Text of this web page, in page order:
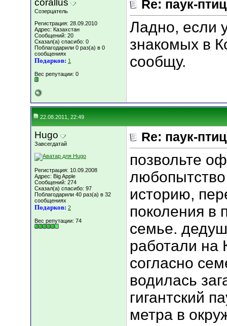
corallus
Созерцатель
Регистрация: 28.09.2010
Адрес: Казахстан
Сообщений: 20
Сказал(а) спасибо: 0
Поблагодарили 0 раз(а) в 0
сообщениях
Подарков: 1
Вес репутации: 0
Re: паук-
Ладно, если
знакомых в
сообщу.
22.08.2011, 22:49
Hugo
Завсегдатай
Регистрация: 10.09.2008
Адрес: Big Apple
Сообщений: 274
Сказал(а) спасибо: 97
Поблагодарили 40 раз(а) в 32
сообщениях
Подарков: 2
Вес репутации: 74
Re: паук-
позвольте
историю,
поколения в
семье.
работали на
согласно
водилась
гигантский
метра в